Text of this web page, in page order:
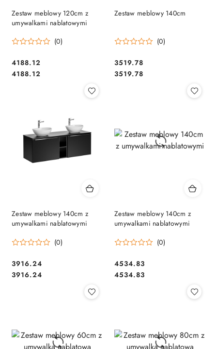
Zestaw meblowy 120cm z
umywalkami nablatowymi
(0)
Cena:
4188.12
Cena:
4188.12
Zestaw meblowy 140cm
(0)
Cena:
3519.78
Cena:
3519.78
Zestaw meblowy 140cm z
umywalkami nablatowymi
(0)
Cena:
3916.24
Cena:
3916.24
Zestaw meblowy 140cm z
umywalkami nablatowymi
(0)
Cena:
4534.83
Cena:
4534.83